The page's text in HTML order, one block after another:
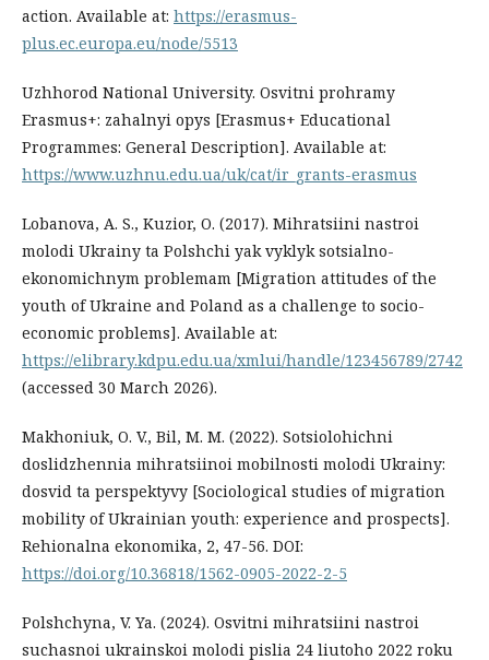
action. Available at: https://erasmus-
plus.ec.europa.eu/node/5513
Uzhhorod National University. Osvitni prohramy
Erasmus+: zahalnyi opys [Erasmus+ Educational
Programmes: General Description]. Available at:
https://www.uzhnu.edu.ua/uk/cat/ir_grants-erasmus
Lobanova, A. S., Kuzior, O. (2017). Mihratsiini nastroi
molodi Ukrainy ta Polshchi yak vyklyk sotsialno-
ekonomichnym problemam [Migration attitudes of the
youth of Ukraine and Poland as a challenge to socio-
economic problems]. Available at:
https://elibrary.kdpu.edu.ua/xmlui/handle/123456789/2742
(accessed 30 March 2026).
Makhoniuk, O. V., Bil, M. M. (2022). Sotsiolohichni
doslidzhennia mihratsiinoi mobilnosti molodi Ukrainy:
dosvid ta perspektyvy [Sociological studies of migration
mobility of Ukrainian youth: experience and prospects].
Rehionalna ekonomika, 2, 47-56. DOI:
https://doi.org/10.36818/1562-0905-2022-2-5
Polshchyna, V. Ya. (2024). Osvitni mihratsiini nastroi
suchasnoi ukrainskoi molodi pislia 24 liutoho 2022 roku